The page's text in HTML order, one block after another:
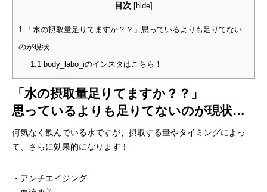
目次 [hide]
1
「水の摂取量足りてますか？？」思っているよりも足りてない
のが現状…
1.1 body_labo_iのインスタはこちら！
「水の摂取量足りてますか？？」
思っているよりも足りてないのが現状…
何気なく飲んでいる水ですが、摂取する量やタイミングによっ
て、さらに効果的になります！
・アンチエイジング